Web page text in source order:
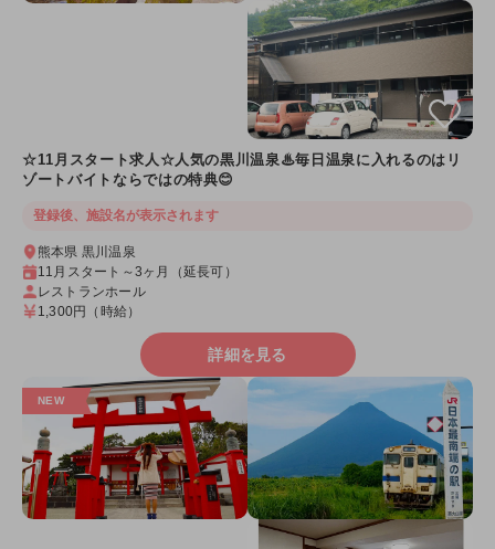
☆11月スタート求人☆人気の黒川温泉♨毎日温泉に入れるのはリ
ゾートバイトならではの特典😊
登録後、施設名が表示されます
熊本県 黒川温泉
11月スタート～3ヶ月（延長可）
レストランホール
1,300円
（時給）
詳細を見る